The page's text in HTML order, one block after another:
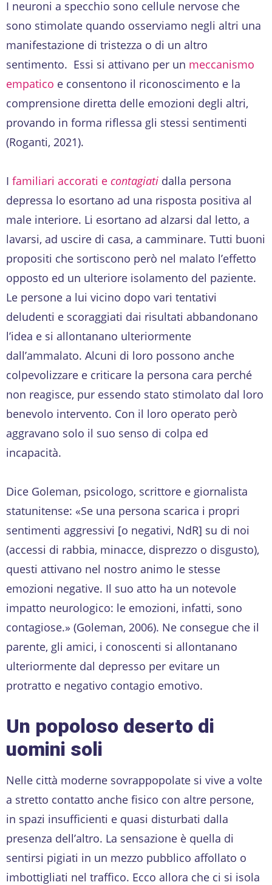
I neuroni a specchio sono cellule nervose che
sono stimolate quando osserviamo negli altri una
manifestazione di tristezza o di un altro
sentimento. Essi si attivano per un meccanismo
empatico e consentono il riconoscimento e la
comprensione diretta delle emozioni degli altri,
provando in forma riflessa gli stessi sentimenti
(Roganti, 2021).
I familiari accorati e contagiati dalla persona
depressa lo esortano ad una risposta positiva al
male interiore. Li esortano ad alzarsi dal letto, a
lavarsi, ad uscire di casa, a camminare. Tutti buoni
propositi che sortiscono però nel malato l’effetto
opposto ed un ulteriore isolamento del paziente.
Le persone a lui vicino dopo vari tentativi
deludenti e scoraggiati dai risultati abbandonano
l’idea e si allontanano ulteriormente
dall’ammalato. Alcuni di loro possono anche
colpevolizzare e criticare la persona cara perché
non reagisce, pur essendo stato stimolato dal loro
benevolo intervento. Con il loro operato però
aggravano solo il suo senso di colpa ed
incapacità.
Dice Goleman, psicologo, scrittore e giornalista
statunitense: «Se una persona scarica i propri
sentimenti aggressivi [o negativi, NdR] su di noi
(accessi di rabbia, minacce, disprezzo o disgusto),
questi attivano nel nostro animo le stesse
emozioni negative. Il suo atto ha un notevole
impatto neurologico: le emozioni, infatti, sono
contagiose.» (Goleman, 2006). Ne consegue che il
parente, gli amici, i conoscenti si allontanano
ulteriormente dal depresso per evitare un
protratto e negativo contagio emotivo.
Un popoloso deserto di
uomini soli
Nelle città moderne sovrappopolate si vive a volte
a stretto contatto anche fisico con altre persone,
in spazi insufficienti e quasi disturbati dalla
presenza dell’altro. La sensazione è quella di
sentirsi pigiati in un mezzo pubblico affollato o
imbottigliati nel traffico. Ecco allora che ci si isola